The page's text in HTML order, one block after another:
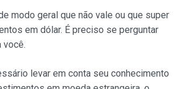
modo geral que não vale ou que super
em dólar. É preciso se perguntar
você.
levar em conta seu conhecimento